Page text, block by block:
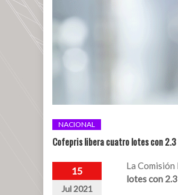
NACIONAL
Cofepris libera cuatro lotes con 2.3
15
Jul 2021
La
lotes con